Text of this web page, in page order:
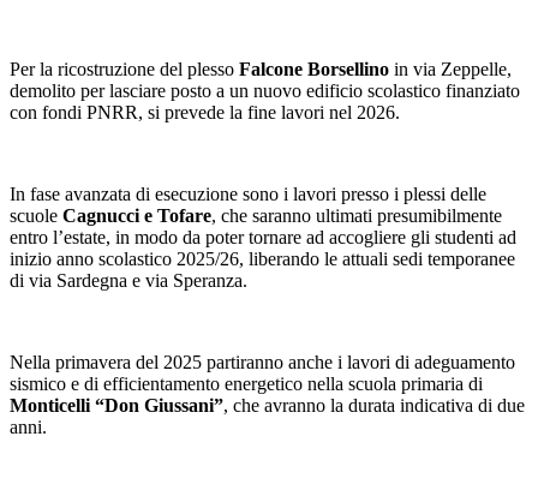
Per la ricostruzione del plesso Falcone Borsellino in via Zeppelle,
demolito per lasciare posto a un nuovo edificio scolastico finanziato
con fondi PNRR, si prevede la fine lavori nel 2026.
In fase avanzata di esecuzione sono i lavori presso i plessi delle
scuole Cagnucci e Tofare, che saranno ultimati presumibilmente
entro l’estate, in modo da poter tornare ad accogliere gli studenti ad
inizio anno scolastico 2025/26, liberando le attuali sedi temporanee
di via Sardegna e via Speranza.
Nella primavera del 2025 partiranno anche i lavori di adeguamento
sismico e di efficientamento energetico nella scuola primaria di
Monticelli “Don Giussani”, che avranno la durata indicativa di due
anni.